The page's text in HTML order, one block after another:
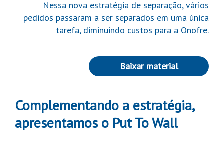
Nessa nova estratégia de separação, vários
pedidos passaram a ser separados em uma única
tarefa, diminuindo custos para a Onofre.
Baixar material
Complementando a estratégia,
apresentamos o Put To Wall